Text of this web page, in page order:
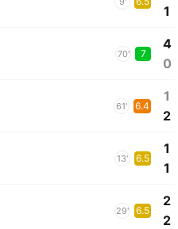
1
70' 7
4
0
61' 6.4
1
2
13' 6.5
1
1
29' 6.5
2
2